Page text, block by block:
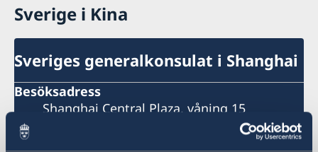
Sverige i Kina
Sveriges generalkonsulat i Shanghai
Besöksadress
Shanghai Central Plaza, våning 15